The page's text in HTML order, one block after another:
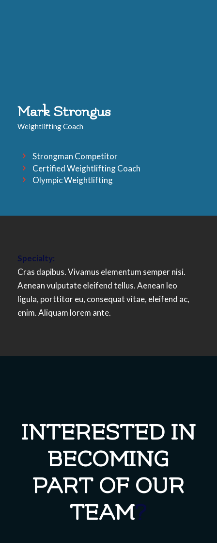
Mark Strongus
Weightlifting Coach
Strongman Competitor
Certified Weightlifting Coach
Olympic Weightlifting
Specialty:
Cras dapibus. Vivamus elementum semper nisi.
Aenean vulputate eleifend tellus. Aenean leo
ligula, porttitor eu, consequat vitae, eleifend ac,
enim. Aliquam lorem ante.
INTERESTED IN
BECOMING
PART OF OUR
TEAM?